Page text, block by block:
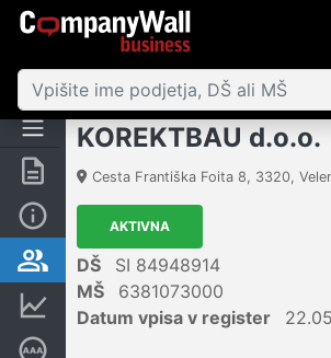
Povzetek
Odgovorne osebe in lastništvo
KOREKTBAU d.o.o.
Cesta Františka Foita 8, 3320,
AKTIVNA
DŠ
SI 84948914
MŠ
6381073000
Datum vpisa v register